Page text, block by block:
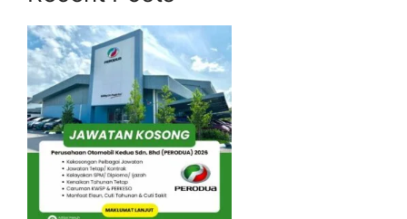
ditetapkan oleh KPM. PISMP akan dilaksanakan
secara mod sepenuh masa.
Para Graduan Laluan Khas dan Ambilan Khas
ini , bagi yang layak selepas tamat belajar akan
ditempatkan di Sekolah Rendah KPM. Sekolah
rendah ini meliputi;
Sekolah Kebangsaan (SK)